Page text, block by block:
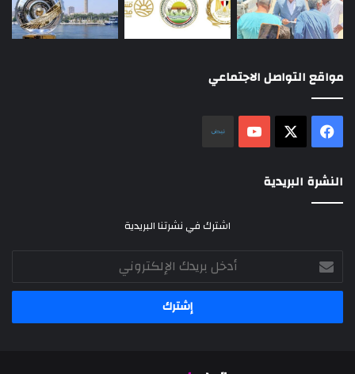
مواقع التواصل الاجتماعي
فيسبوك ‫YouTube
النشرة البريدية
اشترك في نشرتنا البريدية
أدخل
بريدك
الإلكتروني